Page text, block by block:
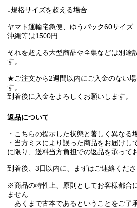
↓規格サイズを超える場合
ヤマト運輸宅急便、ゆうパック60サイ
沖縄等は1500円
それを超える大型商品や全集などは別途
す。
★ご注文から2週間以内にご入金のない場
す。
到着後に入金をよろしくお願いします。
返品について
・こちらの提示した状態と著しく異なる
・当方ミスにより誤った商品をお届けし
に限り、送料当方負担での返品を承って
到着後、3日以内に、まずはご連絡くだ
※商品の特性上、原則としてお客様都合
ません
あくまで古本であるということをご了